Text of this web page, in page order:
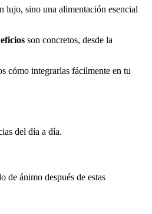
lujo, sino una alimentación esencial
son concretos, desde la
cómo integrarlas fácilmente en tu
del día a día.
de ánimo después de estas